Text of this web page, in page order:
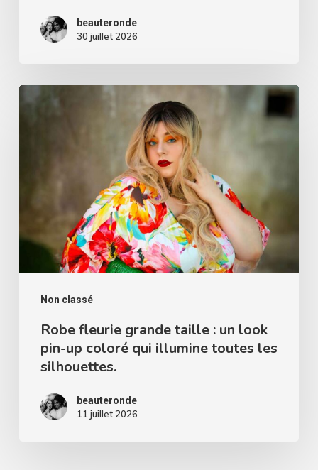
beauteronde
30 juillet 2026
Non classé
Robe
look
up
coloré
illumine
toutes
silhouettes.
Robe fleurie grande taille : un look
pin-up coloré qui illumine toutes les
silhouettes.
beauteronde
11 juillet 2026